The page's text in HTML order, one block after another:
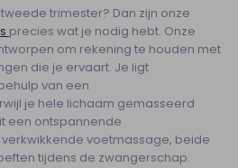
trimester? Dan zijn onze
precies wat je nodig hebt. Onze
om rekening te houden met
die je ervaart. Je ligt
van een
je hele lichaam gemasseerd
een ontspannende
voetmassage, beide
tijdens de zwangerschap.